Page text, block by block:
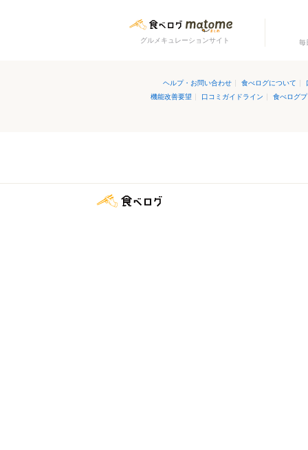
グルメキュレーションサイト 毎
ヘルプ・お問い合わせ | 食べログについて |
機能改善要望 | 口コミガイドライン | 食べログ